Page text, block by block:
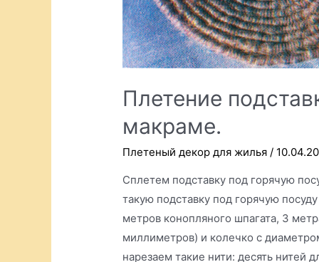
Плетение
макраме.
Плетеный декор для жилья /
Сплетем подставку под горячую
такую подставку под горячую
метров конопляного шпагата, 3
миллиметров) и колечко с
нарезаем такие нити: десять нитей